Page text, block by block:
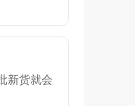
新货就会